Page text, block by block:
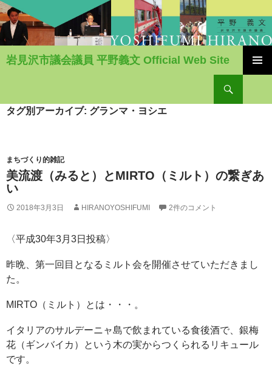
岩見沢市議会議員 平野義文 Official Web Site
ン
動
タグ別アーカイブ: グランマ・ヨシエ
まちづくり的雑記
美流渡（みると）とMIRTO（ミルト）の繋ぎあ
い
2018年3月3日 HIRANOYOSHIFUMI 2件のコメント
〈平成30年3月3日投稿〉
昨晩、第一回目となるミルト会を開催させていただきまし
た。
MIRTO（ミルト）とは・・・。
イタリアのサルデーニャ島で飲まれている食後酒で、銀梅
花（ギンバイカ）という木の実からつくられるリキュール
です。